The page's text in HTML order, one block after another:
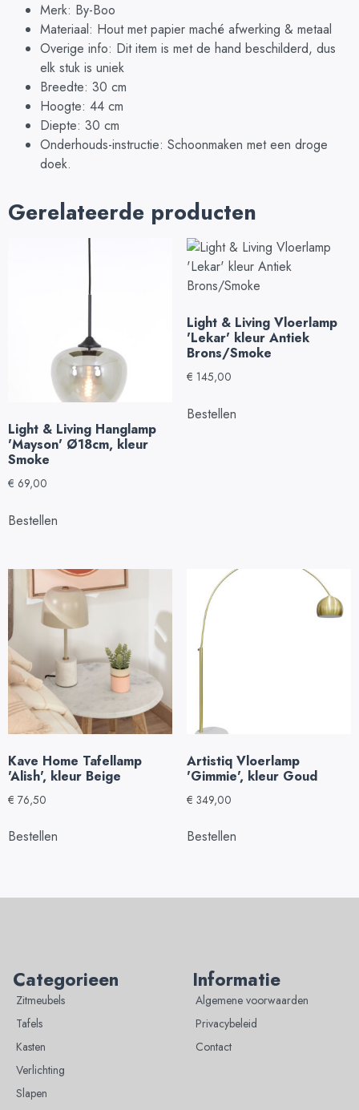
Merk: By-Boo
Materiaal: Hout met papier maché afwerking & metaal
Overige info: Dit item is met de hand beschilderd, dus
elk stuk is uniek
Breedte: 30 cm
Hoogte: 44 cm
Diepte: 30 cm
Onderhouds-instructie: Schoonmaken met een droge
doek.
Gerelateerde producten
Light & Living Hanglamp
'Mayson' Ø18cm, kleur
Smoke
€ 69,00
Bestellen
Light & Living Vloerlamp
'Lekar' kleur Antiek
Brons/Smoke
€ 145,00
Bestellen
Kave Home Tafellamp
'Alish', kleur Beige
€ 76,50
Bestellen
Artistiq Vloerlamp
'Gimmie', kleur Goud
€ 349,00
Bestellen
Categorieen
Zitmeubels
Tafels
Kasten
Verlichting
Slapen
Informatie
Algemene voorwaarden
Privacybeleid
Contact